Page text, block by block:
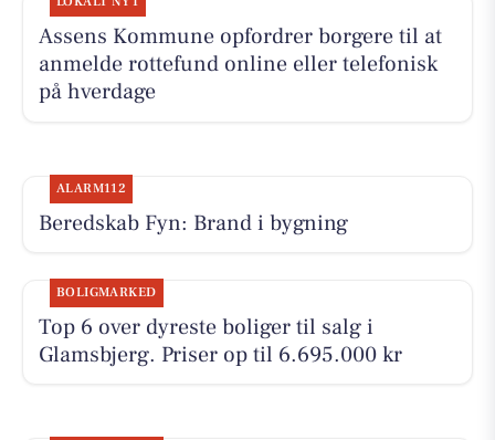
Assens Kommune opfordrer borgere til at
anmelde rottefund online eller telefonisk
på hverdage
ALARM112
Beredskab Fyn: Brand i bygning
BOLIGMARKED
Top 6 over dyreste boliger til salg i
Glamsbjerg. Priser op til 6.695.000 kr